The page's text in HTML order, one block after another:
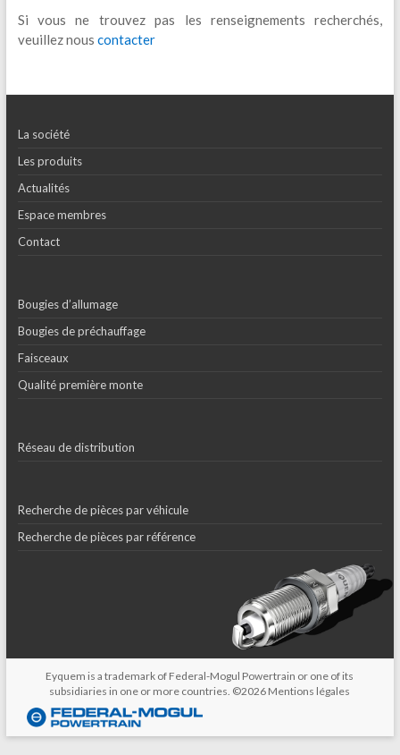
Si vous ne trouvez pas les renseignements recherchés,
veuillez nous contacter
La société
Les produits
Actualités
Espace membres
Contact
Bougies d’allumage
Bougies de préchauffage
Faisceaux
Qualité première monte
Réseau de distribution
Recherche de pièces par véhicule
Recherche de pièces par référence
Eyquem is a trademark of Federal-Mogul Powertrain or one of its
subsidiaries in one or more countries. ©2026 Mentions légales